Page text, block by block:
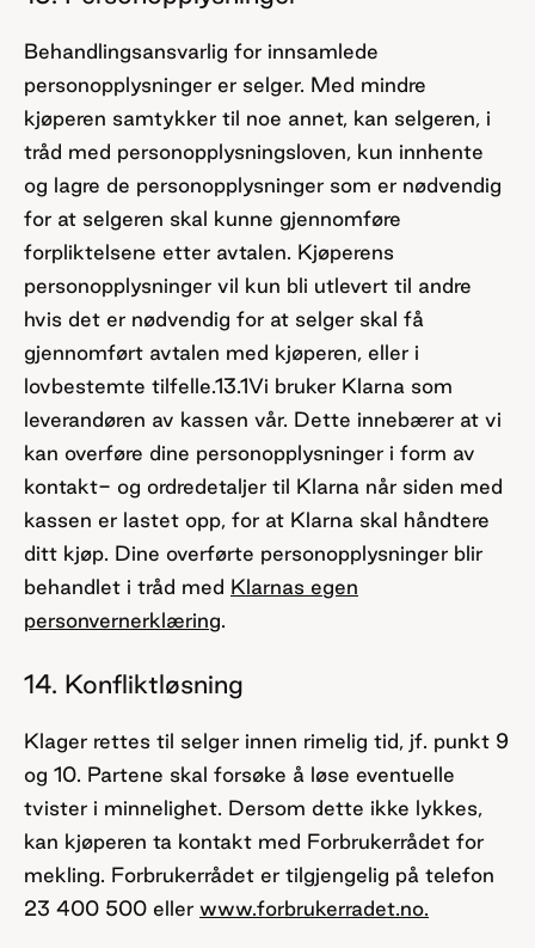
Behandlingsansvarlig for innsamlede
personopplysninger er selger. Med mindre
kjøperen samtykker til noe annet, kan selgeren, i
tråd med personopplysningsloven, kun innhente
og lagre de personopplysninger som er nødvendig
for at selgeren skal kunne gjennomføre
forpliktelsene etter avtalen. Kjøperens
personopplysninger vil kun bli utlevert til andre
hvis det er nødvendig for at selger skal få
gjennomført avtalen med kjøperen, eller i
lovbestemte tilfelle.13.1Vi bruker Klarna som
leverandøren av kassen vår. Dette innebærer at vi
kan overføre dine personopplysninger i form av
kontakt- og ordredetaljer til Klarna når siden med
kassen er lastet opp, for at Klarna skal håndtere
ditt kjøp. Dine overførte personopplysninger blir
behandlet i tråd med Klarnas egen
personvernerklæring.
14. Konfliktløsning
Klager rettes til selger innen rimelig tid, jf. punkt 9
og 10. Partene skal forsøke å løse eventuelle
tvister i minnelighet. Dersom dette ikke lykkes,
kan kjøperen ta kontakt med Forbrukerrådet for
mekling. Forbrukerrådet er tilgjengelig på telefon
23 400 500 eller www.forbrukerradet.no.